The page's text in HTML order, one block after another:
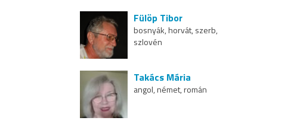
Fülöp Tibor
bosnyák, horvát, szerb,
szlovén
Takács Mária
angol, német, román